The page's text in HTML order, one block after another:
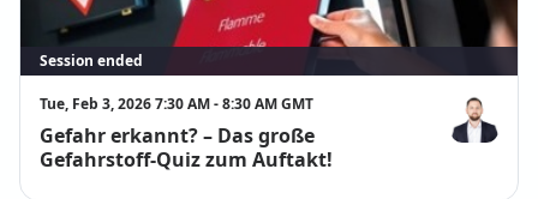
Session ended
Tue, Feb 3, 2026 7:30 AM - 8:30 AM GMT
Gefahr erkannt? – Das große
Gefahrstoff-Quiz zum Auftakt!
Florian Holz